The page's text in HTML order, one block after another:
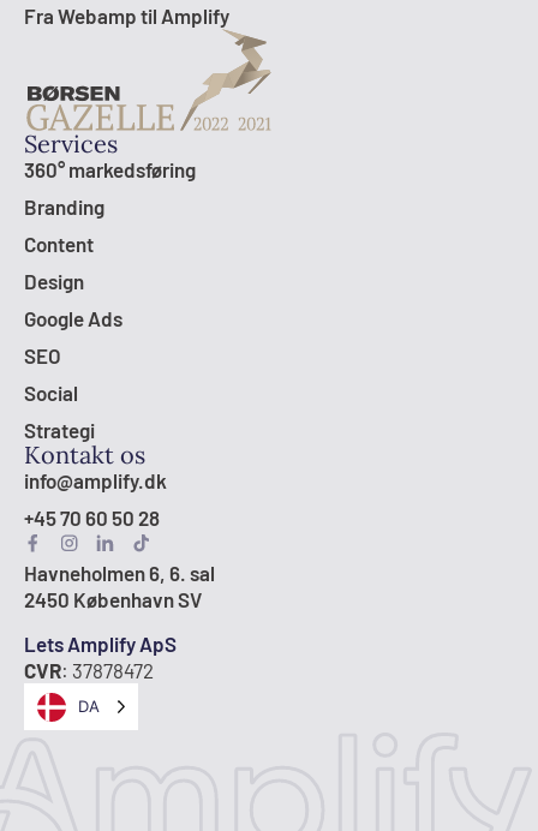
Fra Webamp til Amplify
Services
360° markedsføring
Branding
Content
Design
Google Ads
SEO
Social
Strategi
Kontakt os
info@amplify.dk
+45 70 60 50 28
Havneholmen 6, 6. sal
2450 København SV
Lets Amplify ApS
CVR: 37878472
DA